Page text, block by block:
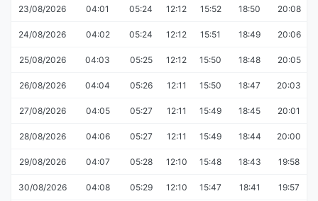
23/08/2026 04:01 05:24 12:12 15:52 18:50 20:08
24/08/2026 04:02 05:24 12:12 15:51 18:49 20:06
25/08/2026 04:03 05:25 12:12 15:50 18:48 20:05
26/08/2026 04:04 05:26 12:11 15:50 18:47 20:03
27/08/2026 04:05 05:27 12:11 15:49 18:45 20:01
28/08/2026 04:06 05:27 12:11 15:49 18:44 20:00
29/08/2026 04:07 05:28 12:10 15:48 18:43 19:58
30/08/2026 04:08 05:29 12:10 15:47 18:41 19:57